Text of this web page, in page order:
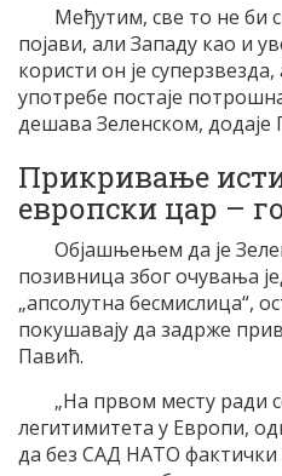
Међутим, све то не би
појави, али Западу као и
користи он је
употребе постаје
дешава Зеленском, додаје
Прикривање
европски цар –
Објашњењем да је
позивница због очувања
„апсолутна бесмислица“,
покушавају да задрже
Павић.
„На првом месту ради
легитимитета у Европи,
да без САД НАТО фактички